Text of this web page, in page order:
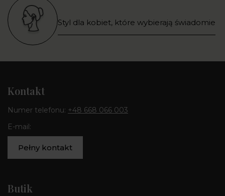
Styl dla kobiet, które wybierają świadomie
Kontakt
Numer telefonu: +48 668 066 003
E-mail:
Pełny kontakt
Butik